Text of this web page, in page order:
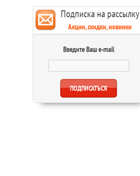
Подписка на рассылку
Акции, скидки, новинки
Введите Ваш e-mail